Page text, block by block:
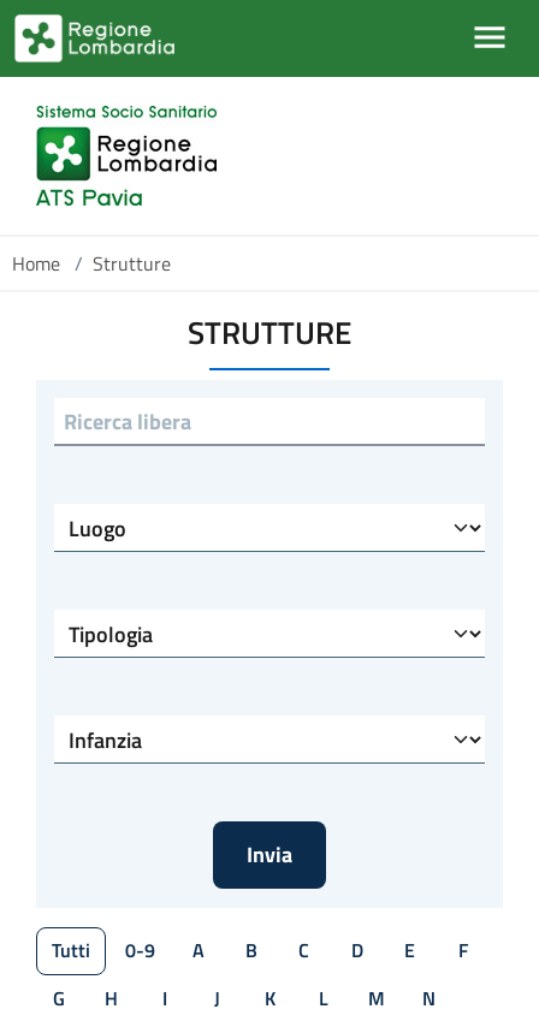
Salta al contenuto principale
Home / Strutture
STRUTTURE
Ricerca libera
Luogo
Tipologia
Specialità
Tutti 0-9 A B C D E
F
G
H I J K L M
N